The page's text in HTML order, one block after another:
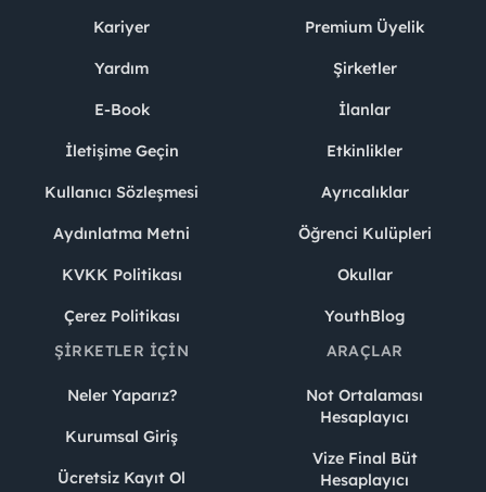
Kariyer
Yardım
E-Book
İletişime Geçin
Kullanıcı Sözleşmesi
Aydınlatma Metni
KVKK Politikası
Çerez Politikası
Premium Üyelik
Şirketler
İlanlar
Etkinlikler
Ayrıcalıklar
Öğrenci Kulüpleri
Okullar
YouthBlog
ŞIRKETLER İÇIN
Neler Yaparız?
Kurumsal Giriş
Ücretsiz Kayıt Ol
ARAÇLAR
Not Ortalaması
Hesaplayıcı
Vize Final Büt
Hesaplayıcı